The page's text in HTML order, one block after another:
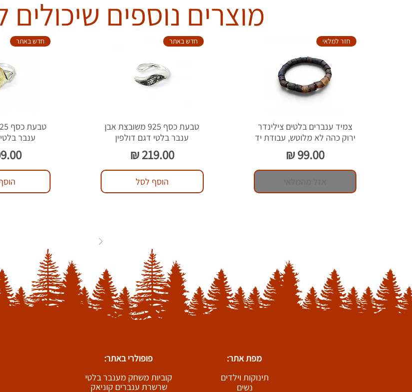
מוצרים נוספים שיכולים
חזר למלאי
צמיד ענברים בלטים צילינדר
ירוק כהה לא מלוטש, עבודת יד
מחיר‏99.00 ‏₪
חדש באתר
טבעת כסף 925 משובצת אבן
ענבר בלטי דגם דולפין
מחיר‏219.00 ‏₪
הוסף לסל
חדש באתר
ענבר
‏209.00 ‏₪
מפת אתר:
פופולרי באתר:
תינוקות וילדים
נשים
קוביות משחק מענבר בלטי
שרשרת ענברים קוניאק